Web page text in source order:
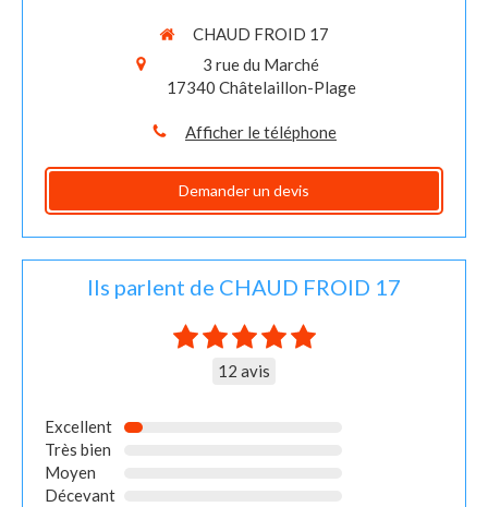
CHAUD FROID 17
3 rue du Marché
17340 Châtelaillon-Plage
Afficher le téléphone
Demander un devis
Ils parlent de CHAUD FROID 17
12 avis
Excellent
Très bien
Moyen
Décevant